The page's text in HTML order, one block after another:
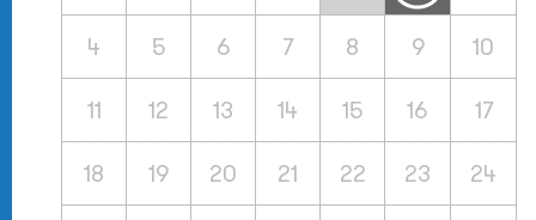
4 5 6 7 8 9 10
11 12 13 14 15 16 17
18 19 20 21 22 23 24